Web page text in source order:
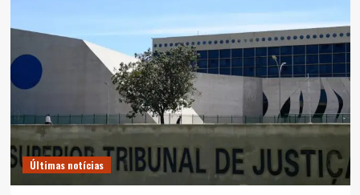
Últimas notícias